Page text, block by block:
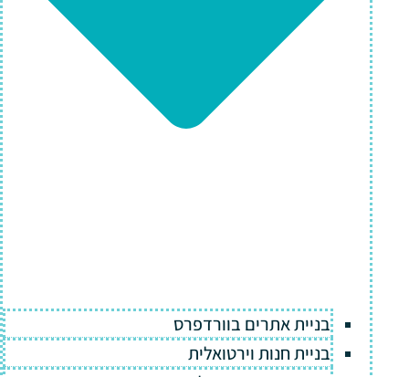
בניית אתרים בוורדפרס
בניית חנות וירטואלית